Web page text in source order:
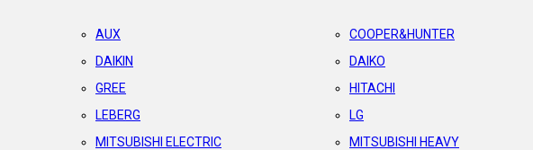
AUX
COOPER&HUNTER
DAIKIN
DAIKO
GREE
HITACHI
LEBERG
LG
MITSUBISHI ELECTRIC
MITSUBISHI HEAVY